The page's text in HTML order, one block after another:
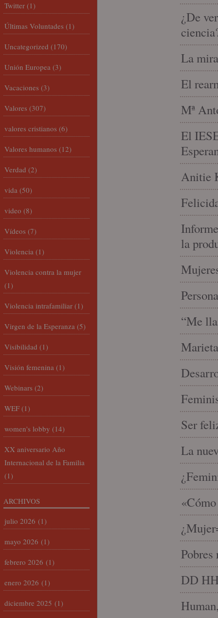
¿De
La
El
Mª
El
Anitie
la
“Me
Ser
La
DD
Twitter (1)
Últimas Voluntades (1)
Uncategorized (170)
Unión Europea (3)
Vacaciones (3)
Valores (307)
valores cristianos (6)
Valores humanos (12)
Verdad (2)
vida (50)
video (8)
Vídeos (7)
Violencia (1)
Violencia contra la mujer
(1)
Violencia intrafamiliar (1)
Virgen de la Esperanza (5)
Visibilidad (1)
Visión femenina (1)
Webinars (2)
WEF (1)
women's lobby (14)
XX aniversario Año
Internacional de la Familia
(1)
ARCHIVOS
julio 2026 (1)
mayo 2026 (1)
febrero 2026 (1)
enero 2026 (1)
diciembre 2025 (1)